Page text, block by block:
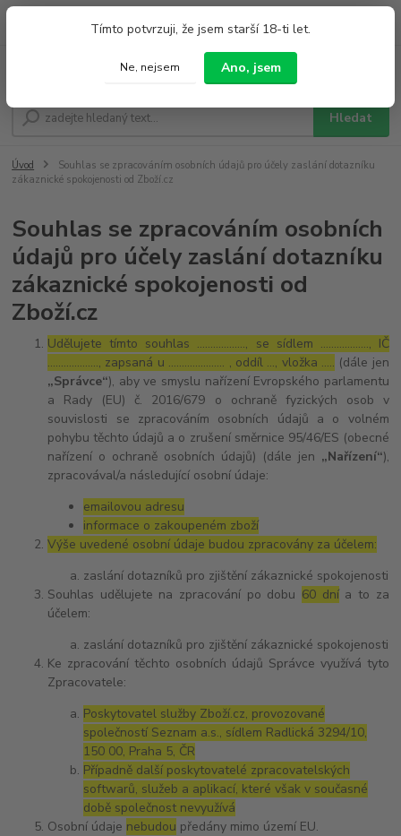
Tímto potvrzuji, že jsem starší 18-ti let.
Ne, nejsem Ano, jsem
Hledat
Po - Pá 9:00 - 19:00 So 9:00 - 14:00
Úvod
Souhlas se zpracováním osobních údajů pro účely zaslání dotazníku
zákaznické spokojenosti od Zboží.cz
Souhlas se zpracováním osobních
údajů pro účely zaslání dotazníku
zákaznické spokojenosti od
Zboží.cz
Udělujete tímto souhlas ……………..., se sídlem ………………, IČ
………………., zapsaná u ………………… , oddíl …, vložka ….. (dále jen
„Správce“), aby ve smyslu nařízení Evropského parlamentu
a Rady (EU) č. 2016/679 o ochraně fyzických osob v
souvislosti se zpracováním osobních údajů a o volném
pohybu těchto údajů a o zrušení směrnice 95/46/ES (obecné
nařízení o ochraně osobních údajů) (dále jen „Nařízení“),
zpracovával/a následující osobní údaje:
emailovou adresu
informace o zakoupeném zboží
Výše uvedené osobní údaje budou zpracovány za účelem:
zaslání dotazníků pro zjištění zákaznické spokojenosti
Souhlas udělujete na zpracování po dobu 60 dnía to za
účelem:
zaslání dotazníků pro zjištění zákaznické spokojenosti
Ke zpracování těchto osobních údajů Správce využívá tyto
Zpracovatele:
Poskytovatel služby Zboží.cz, provozované
společností Seznam a.s., sídlem Radlická 3294/10,
150 00, Praha 5, ČR
Případně další poskytovatelé zpracovatelských
softwarů, služeb a aplikací, které však v současné
době společnost nevyužívá
Osobní údaje nebudou předány mimo území EU.